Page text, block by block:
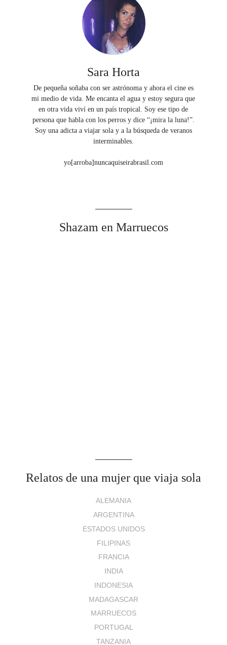
Sara Horta
De pequeña soñaba con ser astrónoma y ahora el cine es
mi medio de vida. Me encanta el agua y estoy segura que
en otra vida viví en un país tropical. Soy ese tipo de
persona que habla con los perros y dice “¡mira la luna!”.
Soy una adicta a viajar sola y a la búsqueda de veranos
interminables.
yo[arroba]nuncaquiseirabrasil.com
Shazam en Marruecos
Relatos de una mujer que viaja sola
ALEMANIA
ARGENTINA
ESTADOS UNIDOS
FILIPINAS
FRANCIA
INDIA
INDONESIA
MADAGASCAR
MARRUECOS
PORTUGAL
TANZANIA